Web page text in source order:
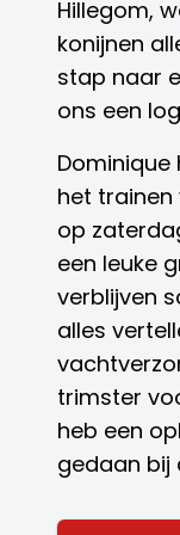
Hillegom,
konijnen
stap naar
ons een
het trainen
op
een leuke
verblijven
alles
trimster
heb een
gedaan bij